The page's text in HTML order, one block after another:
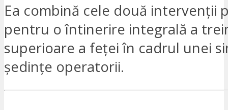
Ea combină cele două intervenții
pentru o întinerire integrală a
superioare a feței în cadrul unei
ședințe operatorii.